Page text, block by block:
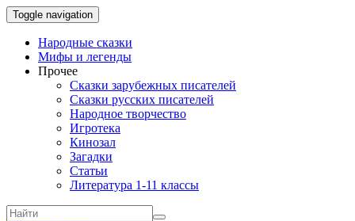
Toggle navigation
Народные сказки
Мифы и легенды
Прочее
Сказки зарубежных писателей
Сказки русских писателей
Народное творчество
Игротека
Кинозал
Загадки
Статьи
Литература 1-11 классы